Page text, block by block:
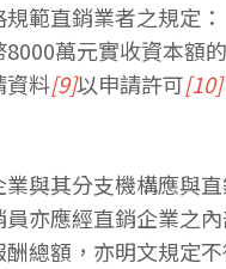
範直銷業者之規定：
萬元實收資本額
資料[9]以申請許可[10]
與其分支機構應與
亦應經直銷企業之
總額，亦明文規定